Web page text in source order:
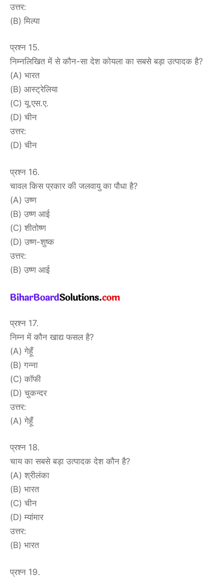
उत्तर:
(B) मिल्पा
प्रश्न 15.
निम्नलिखित में से कौन-सा देश कोयला का सबसे बड़ा उत्पादक है?
(A) भारत
(B) आस्ट्रेलिया
(C) यू.एस.ए.
(D) चीन
उत्तर:
(D) चीन
प्रश्न 16.
चावल किस प्रकार की जलवायु का पौधा है?
(A) उष्ण
(B) उष्ण आई
(C) शीतोष्ण
(D) उष्ण-शुष्क
उत्तर:
(B) उष्ण आई
प्रश्न 17.
निम्न में कौन खाद्य फसल है?
(A) गेहूँ
(B) गन्ना
(C) कॉफी
(D) चुकन्दर
उत्तर:
(A) गेहूँ
प्रश्न 18.
चाय का सबसे बड़ा उत्पादक देश कौन है?
(A) श्रीलंका
(B) भारत
(C) चीन
(D) म्यांमार
उत्तर:
(B) भारत
प्रश्न 19.